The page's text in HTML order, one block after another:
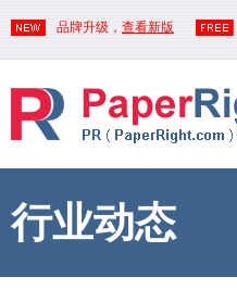
品牌升级， 查看新版
行业动态